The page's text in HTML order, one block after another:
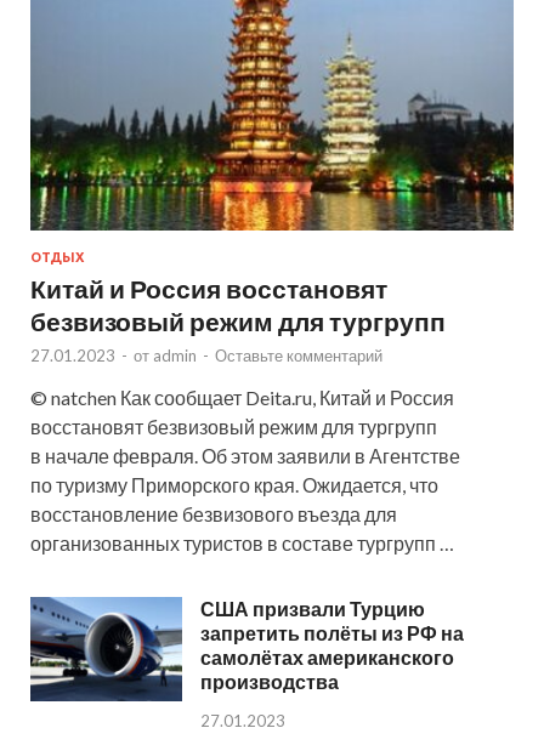
ОТДЫХ
Китай и Россия восстановят
безвизовый режим для тургрупп
27.01.2023 - от admin - Оставьте комментарий
© natchen Как сообщает Deita.ru, Китай и Россия
восстановят безвизовый режим для тургрупп
в начале февраля. Об этом заявили в Агентстве
по туризму Приморского края. Ожидается, что
восстановление безвизового въезда для
организованных туристов в составе тургрупп …
США призвали Турцию
запретить полёты из РФ на
самолётах американского
производства
27.01.2023